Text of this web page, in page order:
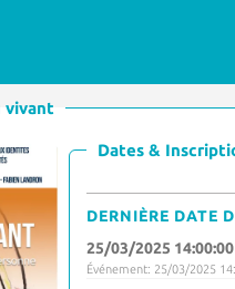
du vivant
Dates &
DERNIÈRE DATE
25/03/2025 14:00:00
Événement: 25/03/2025